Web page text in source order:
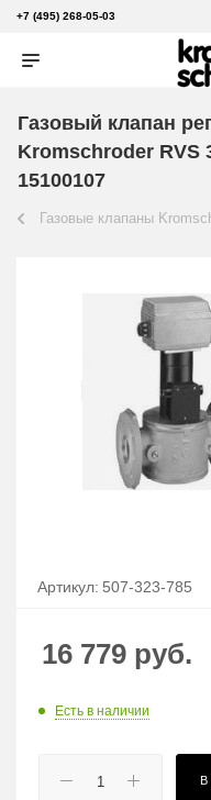
+7 (495) 268-05-03
Газовый клапан
Kromschroder RVS
15100107
Газовые клапаны
Артикул: 507-323-785
16 779 руб.
Есть в наличии
В